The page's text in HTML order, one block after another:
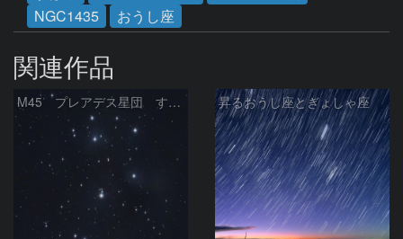
NGC1435
おうし座
関連作品
M45 プレアデス星団 すばる 昇るおうし座とぎょしゃ座